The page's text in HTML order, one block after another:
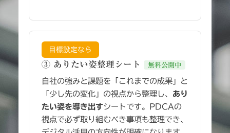
目標設定なら
③ ありたい姿整理シート 無料公開中
自社の強みと課題を「これまでの成果」と
「少し先の変化」の視点から整理し、 あり
たい姿を導き出すシートです。PDCAの
視点で必ず取り組むべき事項も整理でき、